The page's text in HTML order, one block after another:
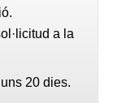
a la
20 dies.